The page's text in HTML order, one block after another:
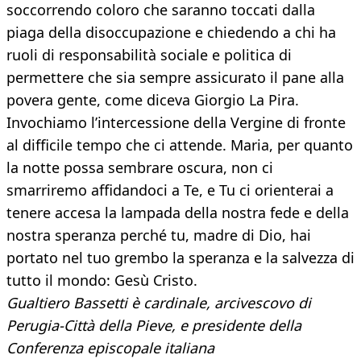
soccorrendo coloro che saranno toccati dalla
piaga della disoccupazione e chiedendo a chi ha
ruoli di responsabilità sociale e politica di
permettere che sia sempre assicurato il pane alla
povera gente, come diceva Giorgio La Pira.
Invochiamo l’intercessione della Vergine di fronte
al difficile tempo che ci attende. Maria, per quanto
la notte possa sembrare oscura, non ci
smarriremo affidandoci a Te, e Tu ci orienterai a
tenere accesa la lampada della nostra fede e della
nostra speranza perché tu, madre di Dio, hai
portato nel tuo grembo la speranza e la salvezza di
tutto il mondo: Gesù Cristo.
Gualtiero Bassetti è cardinale, arcivescovo di
Perugia-Città della Pieve, e presidente della
Conferenza episcopale italiana